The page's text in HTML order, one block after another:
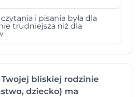
i pisania była dla
trudniejsza niż dla
bliskiej rodzinie
dziecko) ma